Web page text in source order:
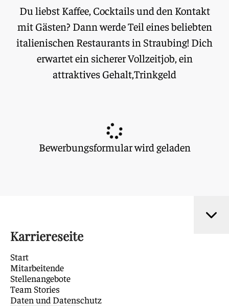
Du liebst Kaffee, Cocktails und den Kontakt
mit Gästen? Dann werde Teil eines beliebten
italienischen Restaurants in Straubing! Dich
erwartet ein sicherer Vollzeitjob, ein
attraktives Gehalt,Trinkgeld
Bewerbungsformular wird geladen
Karriereseite
Start
Mitarbeitende
Stellenangebote
Team Stories
Daten und Datenschutz